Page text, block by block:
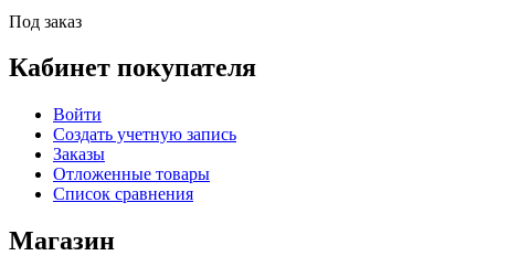
Под заказ
Кабинет покупателя
Войти
Создать учетную запись
Заказы
Отложенные товары
Список сравнения
Магазин